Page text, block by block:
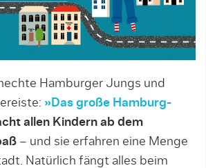
Hamburger Jungs und
»Das große Hamburg-
allen Kindern ab dem
– und sie erfahren eine Menge
Natürlich fängt alles beim